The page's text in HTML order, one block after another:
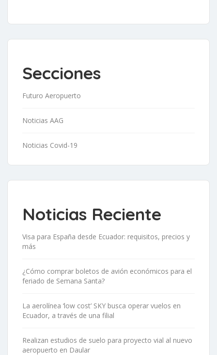
Secciones
Futuro Aeropuerto
Noticias AAG
Noticias Covid-19
Noticias Reciente
Visa para España desde Ecuador: requisitos, precios y
más
¿Cómo comprar boletos de avión económicos para el
feriado de Semana Santa?
La aerolínea ‘low cost’ SKY busca operar vuelos en
Ecuador, a través de una filial
Realizan estudios de suelo para proyecto vial al nuevo
aeropuerto en Daular